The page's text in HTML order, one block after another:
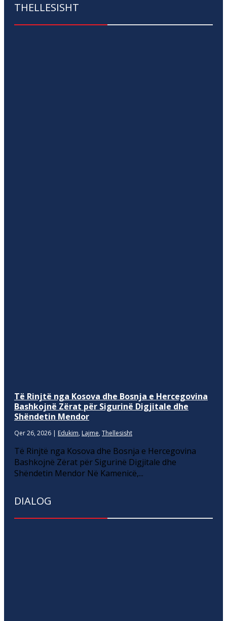
THELLESISHT
Të Rinjtë nga Kosova dhe Bosnja e Hercegovina
Bashkojnë Zërat për Sigurinë Digjitale dhe
Shëndetin Mendor
Qer 26, 2026 | Edukim, Lajme, Thellesisht
Të Rinjtë nga Kosova dhe Bosnja e Hercegovina
Bashkojnë Zërat për Sigurinë Digjitale dhe
Shëndetin Mendor Në Kamenicë,...
DIALOG